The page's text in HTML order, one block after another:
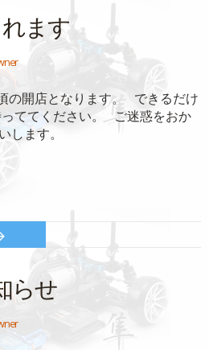
ます
の開店となります。 できるだけ
ててください。 ご迷惑をおか
します。
らせ